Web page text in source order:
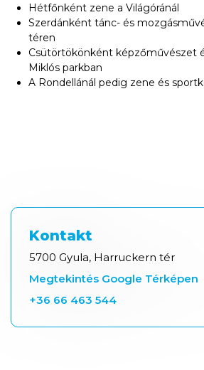
Hétfőnként zene a Világóránál
Szerdánként tánc- és
téren
Csütörtökönként képzőművészet
Miklós parkban
A Rondellánál pedig zene és
Kontakt
5700 Gyula, Harruckern tér
Megtekintés Google Térképen
+36 66 463 544